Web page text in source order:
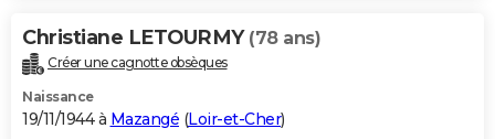
Christiane LETOURMY (78 ans)
Créer une cagnotte obsèques
Naissance
19/11/1944 à Mazangé (Loir-et-Cher)